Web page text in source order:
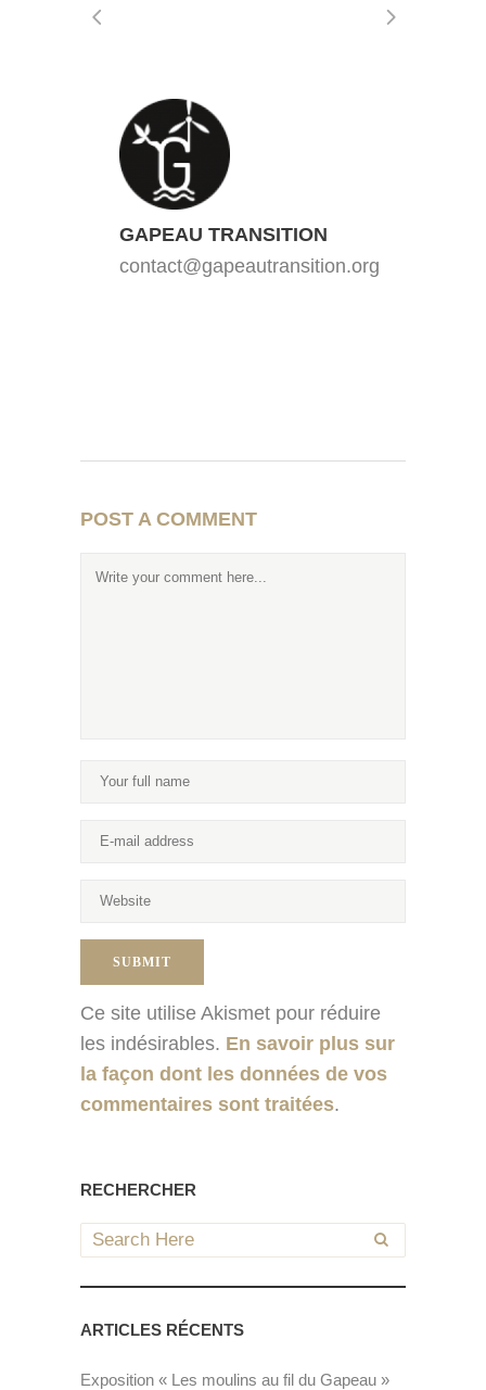
GAPEAU TRANSITION
contact@gapeautransition.org
POST A COMMENT
Ce site utilise Akismet pour réduire
les indésirables. En savoir plus sur
la façon dont les données de vos
commentaires sont traitées.
RECHERCHER
ARTICLES RÉCENTS
Exposition « Les moulins au fil du Gapeau »